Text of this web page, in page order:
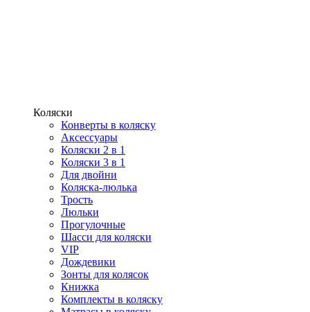
Коляски
Конверты в коляску
Аксессуары
Коляски 2 в 1
Коляски 3 в 1
Для двойни
Коляска-люлька
Трость
Люльки
Прогулочные
Шасси для коляски
VIP
Дождевики
Зонты для колясок
Книжка
Комплекты в коляску